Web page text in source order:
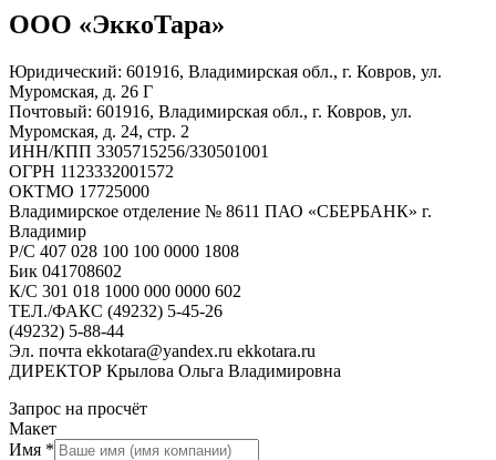
ООО «ЭккоТара»
Юридический: 601916, Владимирская обл., г. Ковров, ул.
Муромская, д. 26 Г
Почтовый: 601916, Владимирская обл., г. Ковров, ул.
Муромская, д. 24, стр. 2
ИНН/КПП 3305715256/330501001
ОГРН 1123332001572
ОКТМО 17725000
Владимирское отделение № 8611 ПАО «СБЕРБАНК» г.
Владимир
Р/С 407 028 100 100 0000 1808
Бик 041708602
К/С 301 018 1000 000 0000 602
ТЕЛ./ФАКС (49232) 5-45-26
(49232) 5-88-44
Эл. почта ekkotara@yandex.ru ekkotara.ru
ДИРЕКТОР Крылова Ольга Владимировна
Запрос на просчёт
Макет
Имя *